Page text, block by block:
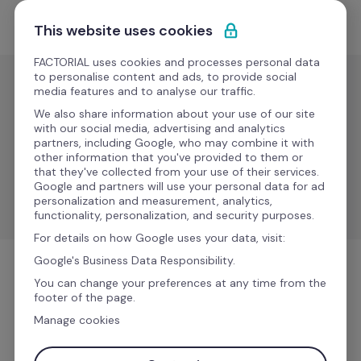
Saltar para o conteúdo
Comece grátis
Recrutamento e
ATS
LinkedIn
Melhore o seu processo de seleção de talentos com
o LinkedIn.
Recrutamento e ATS
Mais informações
This website uses cookies
FACTORIAL uses cookies and processes personal data
to personalise content and ads, to provide social
media features and to analyse our traffic.
We also share information about your use of our site
with our social media, advertising and analytics
partners, including Google, who may combine it with
other information that you've provided to them or
that they've collected from your use of their services.
Google and partners will use your personal data for ad
personalization and measurement, analytics,
functionality, personalization, and security purposes.
For details on how Google uses your data, visit:
Google's Business Data Responsibility.
You can change your preferences at any time from the
footer of the page.
Manage cookies